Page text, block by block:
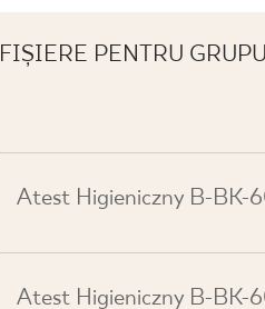
FIȘIERE PENTRU
Atest Higieniczny B-BK-
Atest Higieniczny B-BK-